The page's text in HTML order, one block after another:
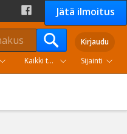
Jätä ilmoitus
Kirjaudu
Kaikki tuoteryhmät Sijainti